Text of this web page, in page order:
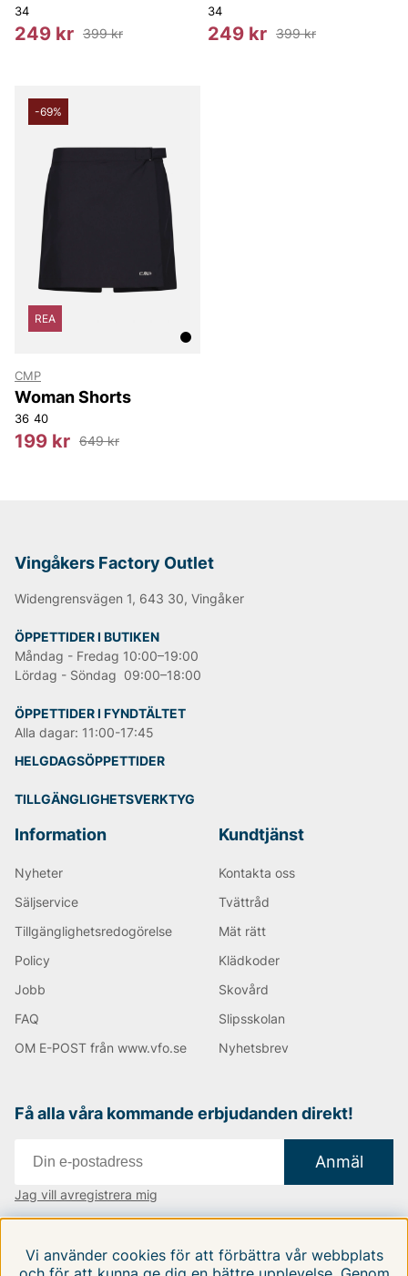
34
249 kr 399 kr
34
249 kr 399 kr
-69%
REA
CMP
Woman Shorts
36 40
199 kr 649 kr
Vingåkers Factory Outlet
Widengrensvägen 1, 643 30, Vingåker
ÖPPETTIDER I BUTIKEN
Måndag - Fredag 10:00–19:00
Lördag - Söndag 09:00–18:00
ÖPPETTIDER I FYNDTÄLTET
Alla dagar: 11:00-17:45
HELGDAGSÖPPETTIDER
TILLGÄNGLIGHETSVERKTYG
Information
Nyheter
Säljservice
Tillgänglighetsredogörelse
Policy
Jobb
FAQ
OM E-POST från www.vfo.se
Kundtjänst
Kontakta oss
Tvättråd
Mät rätt
Klädkoder
Skovård
Slipsskolan
Nyhetsbrev
Få alla våra kommande erbjudanden direkt!
Anmäl
Jag vill avregistrera mig
Följ oss på våra sociala medier
Vi använder cookies för att förbättra vår webbplats